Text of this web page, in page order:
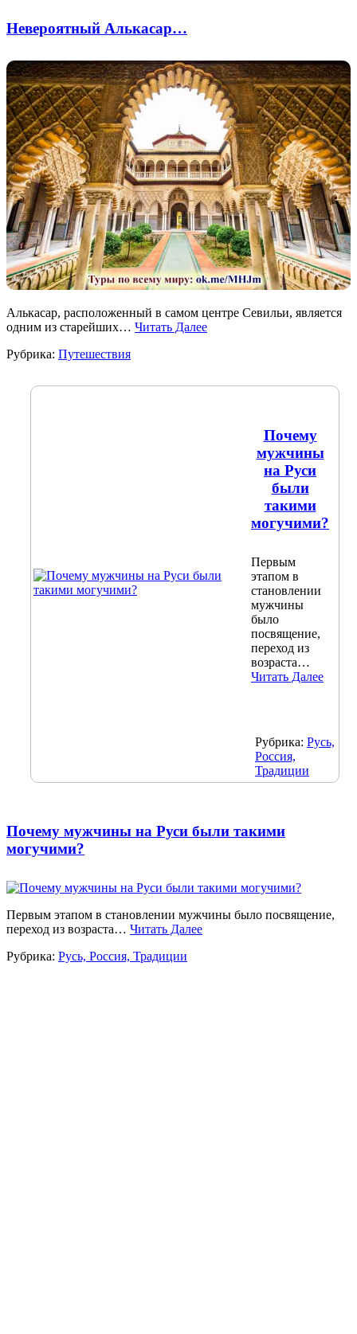
Невероятный Алькасар…
Алькасар, расположенный в самом центре Севильи, является
одним из старейших… Читать Далее
Рубрика: Путешествия
Почему
мужчины
на Руси
были
такими
могучими?
Первым
этапом в
становлении
мужчины
было
посвящение,
переход из
возраста…
Читать Далее
Рубрика: Русь,
Россия,
Традиции
Почему мужчины на Руси были такими
могучими?
Первым этапом в становлении мужчины было посвящение,
переход из возраста… Читать Далее
Рубрика: Русь, Россия, Традиции